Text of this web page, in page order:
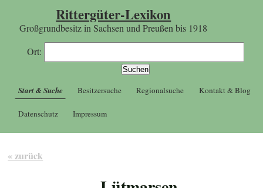
Rittergüter-Lexikon
Großgrundbesitz in Sachsen und Preußen bis 1918
Ort:
Start & Suche Besitzersuche Regionalsuche Kontakt & Blog
Datenschutz Impressum
« zurück